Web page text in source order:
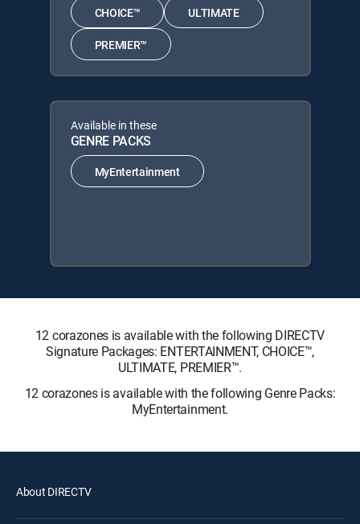
CHOICE™ ULTIMATE
PREMIER™
Available in these
GENRE PACKS
MyEntertainment
12 corazones is available with the following DIRECTV
Signature Packages: ENTERTAINMENT, CHOICE™,
ULTIMATE, PREMIER™.
12 corazones is available with the following Genre Packs:
MyEntertainment.
About DIRECTV